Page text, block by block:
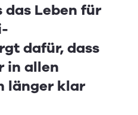
das Leben für
dafür, dass
in allen
länger klar